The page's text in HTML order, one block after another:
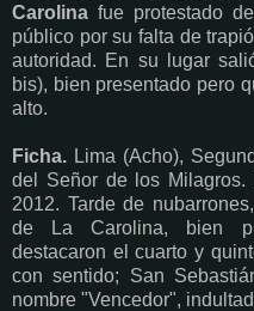
Carolina fue protestado
público por su falta de
autoridad. En su lugar
bis), bien presentado pero
alto.
Ficha. Lima (Acho),
del Señor de los Milagros.
2012. Tarde de
de La Carolina, bien
destacaron el cuarto y
con sentido; San
nombre "Vencedor",